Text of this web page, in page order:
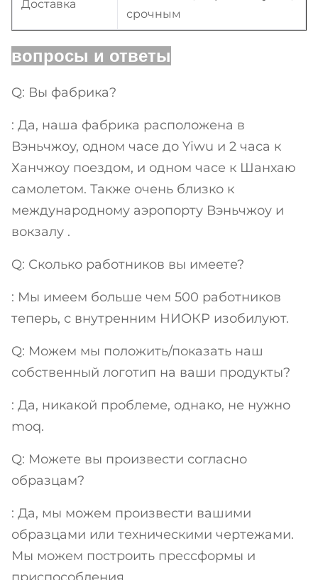
Доставка
срочным
вопросы и ответы
Q: Вы фабрика?
: Да, наша фабрика расположена в
Вэньчжоу, одном часе до Yiwu и 2 часа к
Ханчжоу поездом, и одном часе к Шанхаю
самолетом. Также очень близко к
международному аэропорту Вэньчжоу и
вокзалу .
Q: Сколько работников вы имеете?
: Мы имеем больше чем 500 работников
теперь, с внутренним НИОКР изобилуют.
Q: Можем мы положить/показать наш
собственный логотип на ваши продукты?
: Да, никакой проблеме, однако, не нужно
moq.
Q: Можете вы произвести согласно
образцам?
: Да, мы можем произвести вашими
образцами или техническими чертежами.
Мы можем построить прессформы и